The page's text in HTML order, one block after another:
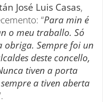
José Luis Casas,
“Para min é
o meu traballo. Só
Sempre foi un
deste concello,
tiven a porta
a tiven aberta